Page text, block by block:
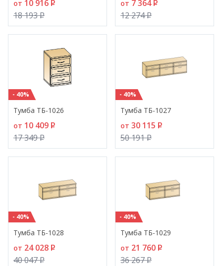
от 10 916 P
18 193P
от 7 364 P
12 274P
- 40%
Тумба ТБ-1026
от 10 409 P
17 349P
- 40%
Тумба ТБ-1027
от 30 115 P
50 191P
- 40%
Тумба ТБ-1028
от 24 028 P
40 047P
- 40%
Тумба ТБ-1029
от 21 760 P
36 267P